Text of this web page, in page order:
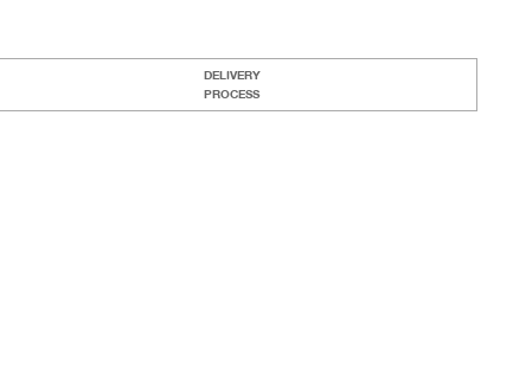
DELIVERY
PROCESS